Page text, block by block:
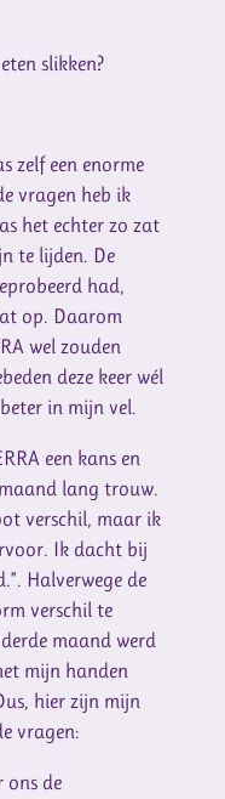
slikken?
zelf een enorme
vragen heb ik
het echter zo zat
te lijden. De
had,
op. Daarom
wel zouden
deze keer wél
in mijn vel.
een kans en
lang trouw.
verschil, maar ik
Ik dacht bij
Halverwege de
verschil te
maand werd
mijn handen
hier zijn mijn
vragen:
ons de